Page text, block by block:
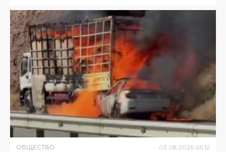
ОБЩЕСТВО 03.08.2026 05:12